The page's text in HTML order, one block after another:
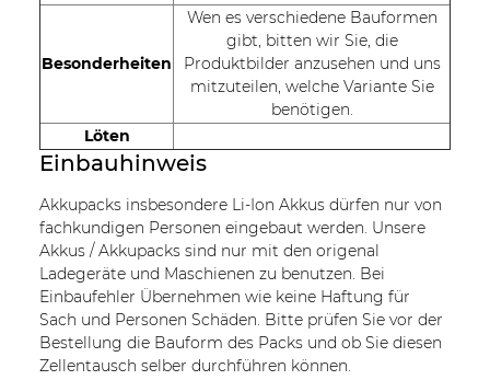
Besonderheiten
Wen es verschiedene Bauformen
gibt, bitten wir Sie, die
Produktbilder anzusehen und uns
mitzuteilen, welche Variante Sie
benötigen.
Löten
Einbauhinweis
Akkupacks insbesondere Li-Ion Akkus dürfen nur von
fachkundigen Personen eingebaut werden. Unsere
Akkus / Akkupacks sind nur mit den origenal
Ladegeräte und Maschienen zu benutzen. Bei
Einbaufehler Übernehmen wie keine Haftung für
Sach und Personen Schäden. Bitte prüfen Sie vor der
Bestellung die Bauform des Packs und ob Sie diesen
Zellentausch selber durchführen können.